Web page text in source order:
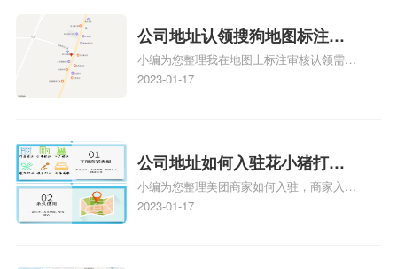
公司地址认领搜狗地图标注多
久审核？公司地址认领地图标
注多久审核？
小编为您整理我在地图上标注审核认领需要
多久、我在地图上标注审核认领需要多久
情可查看下方正文！
2023-01-17
公司地址如何入驻花小猪打车
地图标记？指路人地图标注服
务中心铺如何入驻花小猪打车
小编为您整理美团商家如何入驻，商家入驻
教程、商家如何入驻地图、如何入驻地:、
2023-01-17